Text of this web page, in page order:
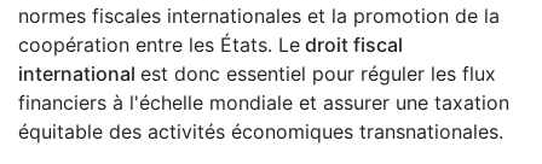
normes fiscales internationales et la promotion de la
coopération entre les États. Le droit fiscal
international est donc essentiel pour réguler les flux
financiers à l'échelle mondiale et assurer une taxation
équitable des activités économiques transnationales.